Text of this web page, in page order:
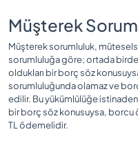
Müşterek
Müşterek sorumluluk,
sorumluluğa göre; ortada
oldukları bir borç söz
sorumluluğunda olamaz ve
edilir. Bu yükümlülüğe
bir borç söz konusuysa, borcu
TL ödemelidir.